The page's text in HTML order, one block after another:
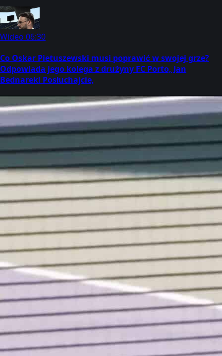
Wideo 06:30
Co Oskar Pietuszewski musi poprawić w swojej grze?
Odpowiada jego kolega z drużyny FC Porto, Jan
Bednarek! Posłuchajcie,